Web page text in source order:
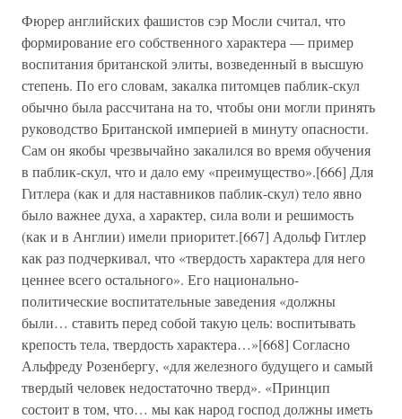
Фюрер английских фашистов сэр Мосли считал, что
формирование его собственного характера — пример
воспитания британской элиты, возведенный в высшую
степень. По его словам, закалка питомцев паблик-скул
обычно была рассчитана на то, чтобы они могли принять
руководство Британской империей в минуту опасности.
Сам он якобы чрезвычайно закалился во время обучения
в паблик-скул, что и дало ему «преимущество».[666] Для
Гитлера (как и для наставников паблик-скул) тело явно
было важнее духа, а характер, сила воли и решимость
(как и в Англии) имели приоритет.[667] Адольф Гитлер
как раз подчеркивал, что «твердость характера для него
ценнее всего остального». Его национально-
политические воспитательные заведения «должны
были… ставить перед собой такую цель: воспитывать
крепость тела, твердость характера…»[668] Согласно
Альфреду Розенбергу, «для железного будущего и самый
твердый человек недостаточно тверд». «Принцип
состоит в том, что… мы как народ господ должны иметь